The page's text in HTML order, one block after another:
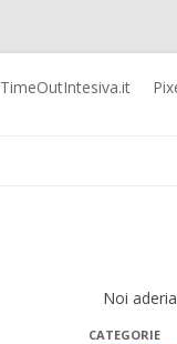
TimeOutIntesiva.it
Noi
CATEGORIE